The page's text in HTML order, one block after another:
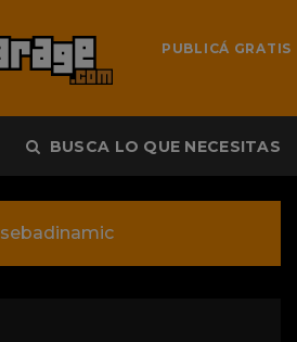
PUBLICÁ GRATIS
BUSCA LO QUE NECESITAS
sebadinamic